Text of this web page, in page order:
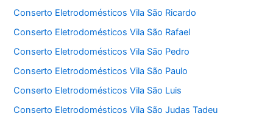
Conserto Eletrodomésticos Vila São Ricardo
Conserto Eletrodomésticos Vila São Rafael
Conserto Eletrodomésticos Vila São Pedro
Conserto Eletrodomésticos Vila São Paulo
Conserto Eletrodomésticos Vila São Luis
Conserto Eletrodomésticos Vila São Judas Tadeu